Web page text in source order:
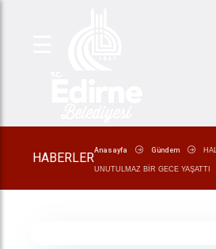
HABERLERAnasayfa Gündem
UNUTULMAZ BİR GECE YAŞATTI